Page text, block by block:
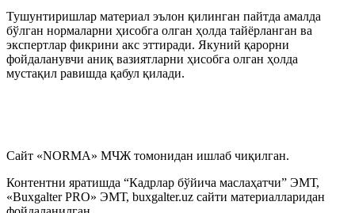
тўғрисидаги вазиятларнинг маълумотлар базаси
Иш ҳақи, компенсация ва бошқа тўловлар
Иш вақти
Тушунтиришлар материал эълон қилинган пайтда амалда
бўлган нормаларни ҳисобга олган ҳолда тайёрланган ва
экспертлар фикрини акс эттиради. Якуний қарорни
фойдаланувчи аниқ вазиятларни ҳисобга олган ҳолда
мустақил равишда қабул қилади.
Сайт «NORMA» МЧЖ томонидан ишлаб чиқилган.
Контентни яратишда “Кадрлар бўйича маслаҳатчи” ЭМТ,
«Buxgalter PRO» ЭМТ, buxgalter.uz сайти материалларидан